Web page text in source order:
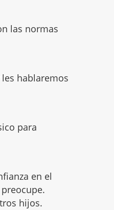
las normas
hablaremos
para
en el
hijos.